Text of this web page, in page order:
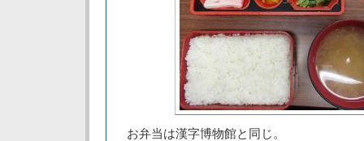
お弁当は漢字博物館と同じ。